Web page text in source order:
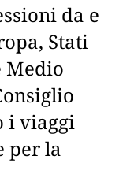
da e
Stati
Medio
i viaggi
per la